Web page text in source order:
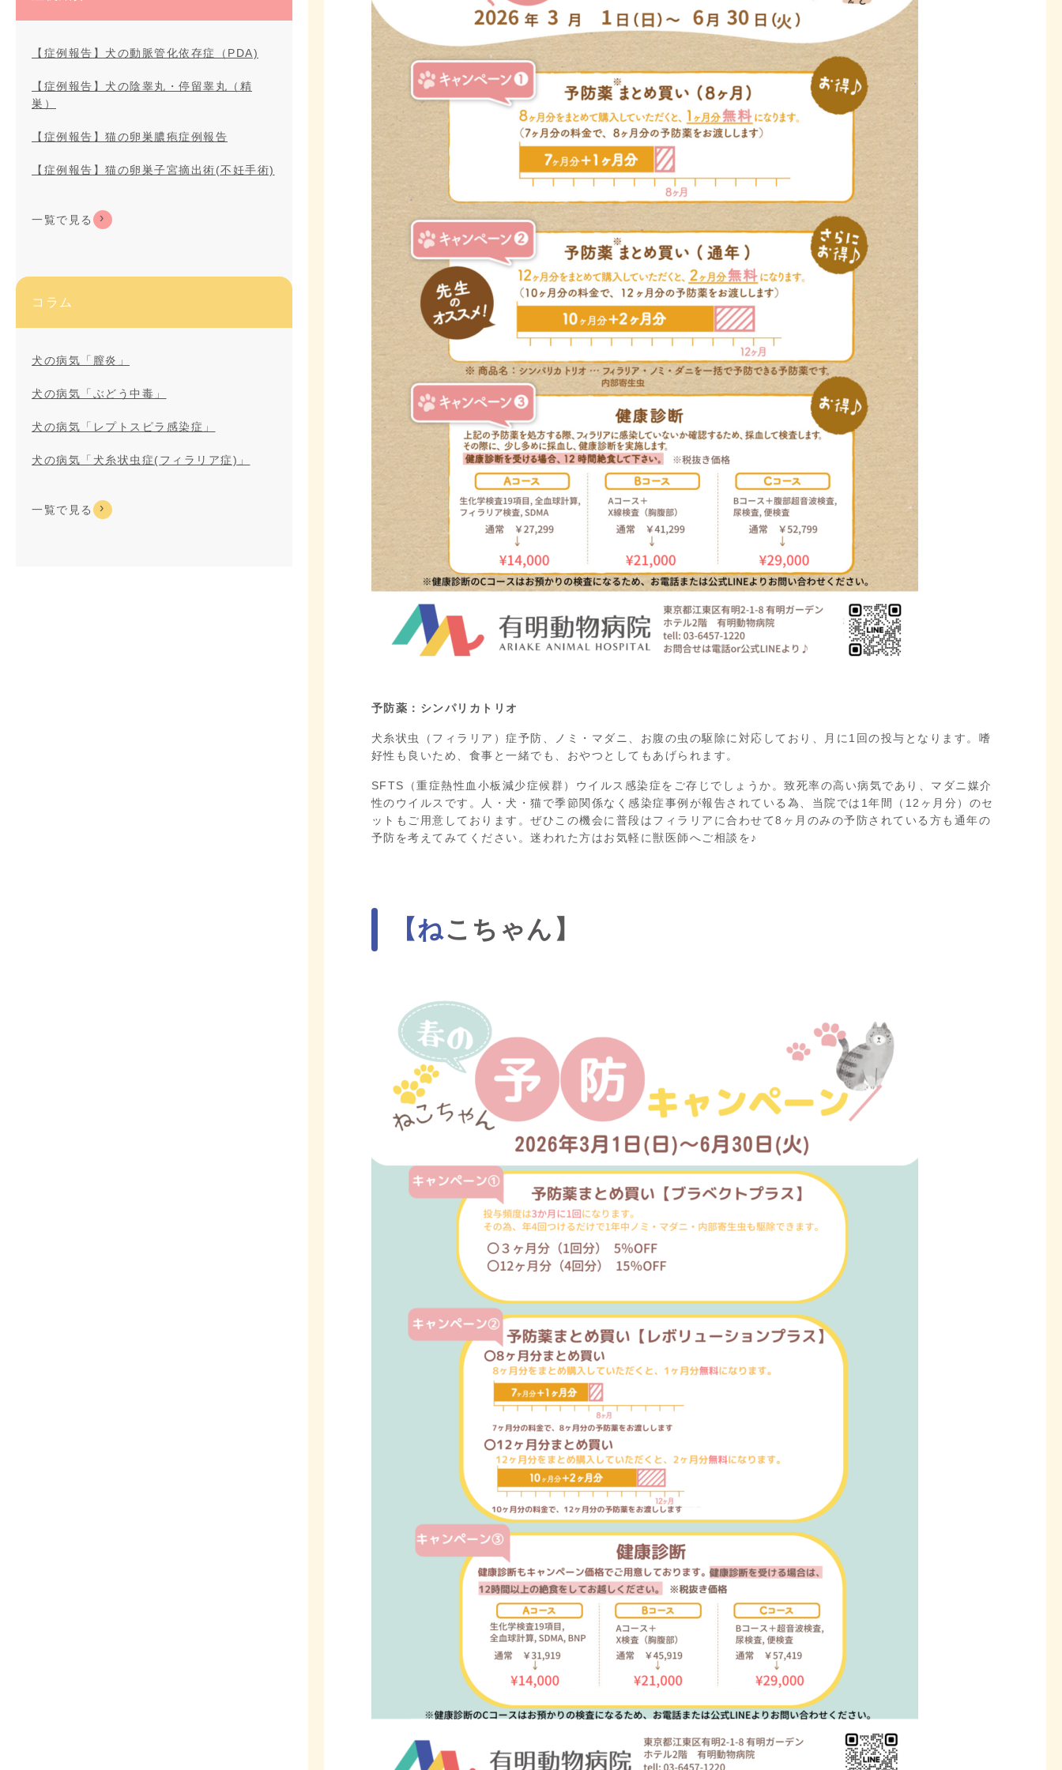
予防薬：シンパリカトリオ
犬糸状虫（フィラリア）症予防、ノミ・マダニ、お腹の虫の駆除に対応しており、月に1回の投与となります。嗜
好性も良いため、食事と一緒でも、おやつとしてもあげられます。
SFTS（重症熱性血小板減少症候群）ウイルス感染症をご存じでしょうか。致死率の高い病気であり、マダニ媒介
性のウイルスです。人・犬・猫で季節関係なく感染症事例が報告されている為、当院では1年間（12ヶ月分）のセ
ットもご用意しております。ぜひこの機会に普段はフィラリアに合わせて8ヶ月のみの予防されている方も通年の
予防を考えてみてください。迷われた方はお気軽に獣医師へご相談を♪
【ねこちゃん】
【症例報告】犬の動脈管化依存症（PDA)
【症例報告】犬の陰睾丸・停留睾丸（精
巣）
【症例報告】猫の卵巣膿疱症例報告
【症例報告】猫の卵巣子宮摘出術(不妊手術)
一覧で見る
コラム
犬の病気「膣炎」
犬の病気「ぶどう中毒」
犬の病気「レプトスピラ感染症」
犬の病気「犬糸状虫症(フィラリア症)」
一覧で見る